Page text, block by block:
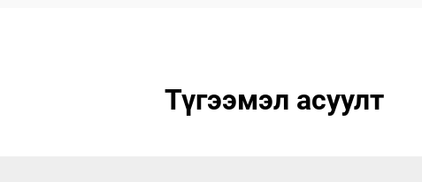
Түгээмэл асуулт